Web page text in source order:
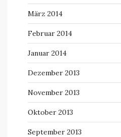
März 2014
Februar 2014
Januar 2014
Dezember 2013
November 2013
Oktober 2013
September 2013